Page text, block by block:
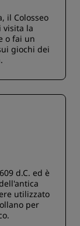
il Colosseo
visita la
o fai un
giochi dei
d.C. ed è
utilizzato
per